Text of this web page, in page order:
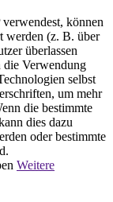
können
werden (z. B. über
überlassen
die Verwendung
selbst
um mehr
die bestimmte
dies dazu
oder bestimmte
Weitere